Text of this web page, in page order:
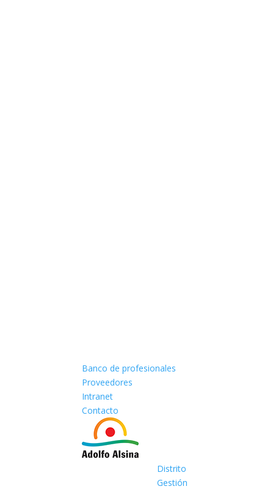
Banco de profesionales
Proveedores
Intranet
Contacto
Distrito
Gestión